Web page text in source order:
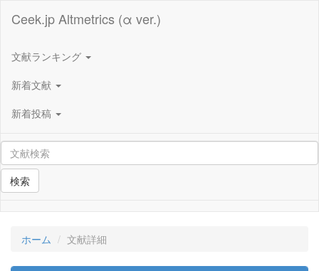
Ceek.jp Altmetrics (α ver.)
文献ランキング
新着文献
新着投稿
検索
ホーム 文献詳細